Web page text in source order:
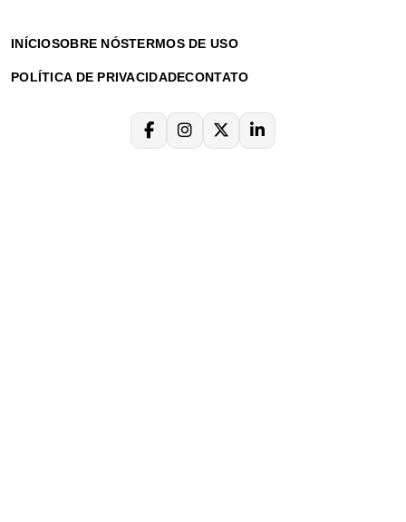
INÍCIOSOBRE NÓSTERMOS DE USO
POLÍTICA DE PRIVACIDADECONTATO